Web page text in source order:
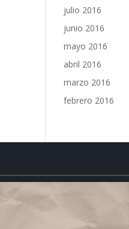
julio 2016
junio 2016
mayo 2016
abril 2016
marzo 2016
febrero 2016